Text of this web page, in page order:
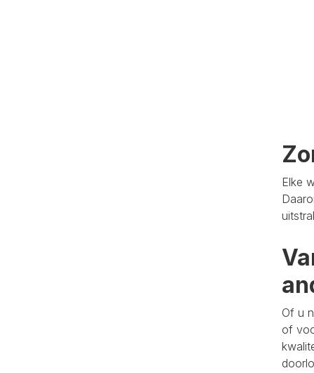
Elke
Of u
of